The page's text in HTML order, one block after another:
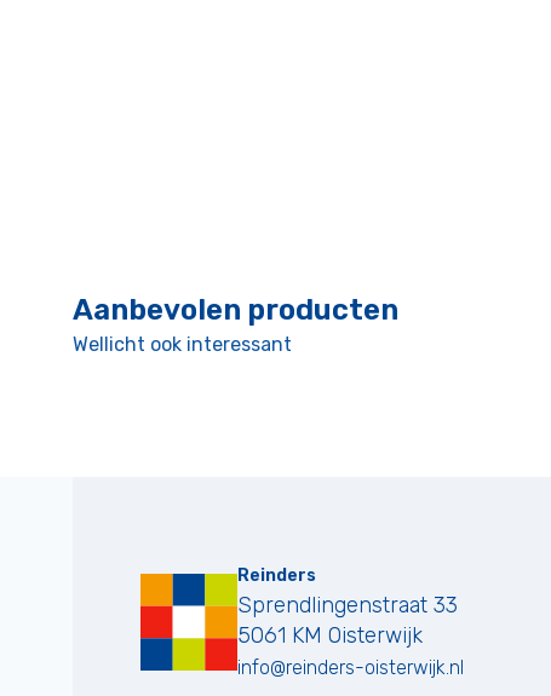
Aanbevolen producten
Wellicht ook interessant
Reinders
Sprendlingenstraat 33
5061 KM Oisterwijk
info@reinders-oisterwijk.nl